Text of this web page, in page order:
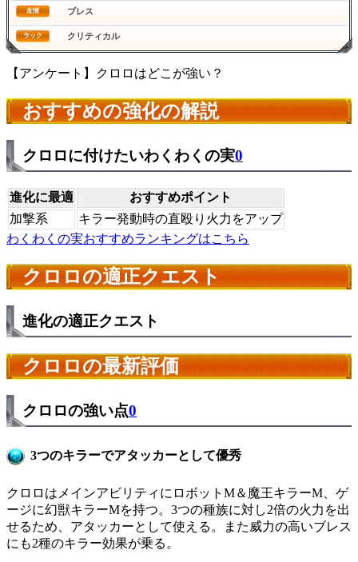
友情 ブレス
ラック クリティカル
【アンケート】クロロはどこが強い？
おすすめの強化の解説
クロロに付けたいわくわくの実0
進化に最適
おすすめポイント
加撃系
キラー発動時の直殴り火力をアップ
わくわくの実おすすめランキングはこちら
クロロの適正クエスト
進化の適正クエスト
クロロの最新評価
クロロの強い点0
3つのキラーでアタッカーとして優秀
クロロはメインアビリティにロボットM＆魔王キラーM、ゲ
ージに幻獣キラーMを持つ。3つの種族に対し2倍の火力を出
せるため、アタッカーとして使える。また威力の高いブレス
にも2種のキラー効果が乗る。